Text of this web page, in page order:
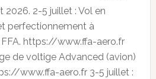
2026. 2-5 juillet : Vol en
perfectionnement à
FFA. https://www.ffa-aero.fr
de voltige Advanced (avion)
www.ffa-aero.fr 3-5 juillet :